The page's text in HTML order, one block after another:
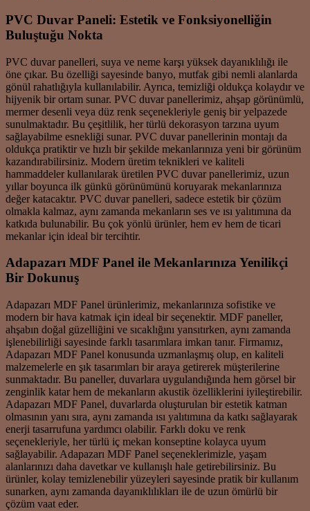
PVC Duvar Paneli: Estetik ve Fonksiyonelliğin
Buluştuğu Nokta
PVC duvar panelleri, suya ve neme karşı yüksek dayanıklılığı ile
öne çıkar. Bu özelliği sayesinde banyo, mutfak gibi nemli alanlarda
gönül rahatlığıyla kullanılabilir. Ayrıca, temizliği oldukça kolaydır ve
hijyenik bir ortam sunar. PVC duvar panellerimiz, ahşap görünümlü,
mermer desenli veya düz renk seçenekleriyle geniş bir yelpazede
sunulmaktadır. Bu çeşitlilik, her türlü dekorasyon tarzına uyum
sağlayabilme esnekliği sunar. PVC duvar panellerinin montajı da
oldukça pratiktir ve hızlı bir şekilde mekanlarınıza yeni bir görünüm
kazandırabilirsiniz. Modern üretim teknikleri ve kaliteli
hammaddeler kullanılarak üretilen PVC duvar panellerimiz, uzun
yıllar boyunca ilk günkü görünümünü koruyarak mekanlarınıza
değer katacaktır. PVC duvar panelleri, sadece estetik bir çözüm
olmakla kalmaz, aynı zamanda mekanların ses ve ısı yalıtımına da
katkıda bulunabilir. Bu çok yönlü ürünler, hem ev hem de ticari
mekanlar için ideal bir tercihtir.
Adapazarı MDF Panel ile Mekanlarınıza Yenilikçi
Bir Dokunuş
Adapazarı MDF Panel ürünlerimiz, mekanlarınıza sofistike ve
modern bir hava katmak için ideal bir seçenektir. MDF paneller,
ahşabın doğal güzelliğini ve sıcaklığını yansıtırken, aynı zamanda
işlenebilirliği sayesinde farklı tasarımlara imkan tanır. Firmamız,
Adapazarı MDF Panel konusunda uzmanlaşmış olup, en kaliteli
malzemelerle en şık tasarımları bir araya getirerek müşterilerine
sunmaktadır. Bu paneller, duvarlara uygulandığında hem görsel bir
zenginlik katar hem de mekanların akustik özelliklerini iyileştirebilir.
Adapazarı MDF Panel, duvarlarda oluşturulan bir estetik katman
olmasının yanı sıra, aynı zamanda ısı yalıtımına da katkı sağlayarak
enerji tasarrufuna yardımcı olabilir. Farklı doku ve renk
seçenekleriyle, her türlü iç mekan konseptine kolayca uyum
sağlayabilir. Adapazarı MDF Panel seçeneklerimizle, yaşam
alanlarınızı daha davetkar ve kullanışlı hale getirebilirsiniz. Bu
ürünler, kolay temizlenebilir yüzeyleri sayesinde pratik bir kullanım
sunarken, aynı zamanda dayanıklılıkları ile de uzun ömürlü bir
çözüm vaat eder.